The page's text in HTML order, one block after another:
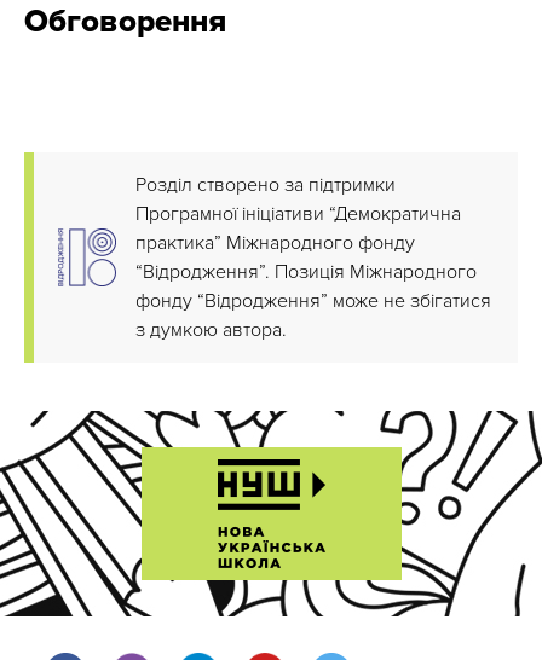
Обговорення
Розділ створено за підтримки
Програмної ініціативи “Демократична
практика” Міжнародного фонду
“Відродження”. Позиція Міжнародного
фонду “Відродження” може не збігатися
з думкою автора.